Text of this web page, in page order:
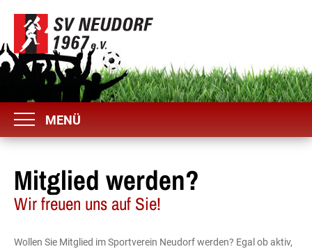
MENÜ
Mitglied werden?
Wir freuen uns auf Sie!
Wollen Sie Mitglied im Sportverein Neudorf werden? Egal ob aktiv,